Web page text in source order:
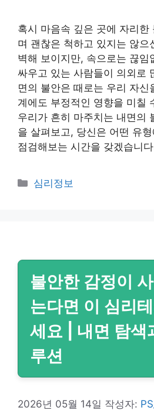
혹시 마음속 깊은 곳에 자리한
며 괜찮은 척하고 있지는 않으
벽해 보이지만, 속으로는 끊임
싸우고 있는 사람들이 의외로
면의 불안은 때로는 우리 자신
계에도 부정적인 영향을 미칠
우리가 흔히 마주치는 내면의
을 살펴보고, 당신은 어떤 유
점검해보는 시간을 갖겠습니
카
심리정보
불안한 감정이
는다면 이 심리
세요 | 내면 탐색
루션
2026년 05월 14일 작성자: